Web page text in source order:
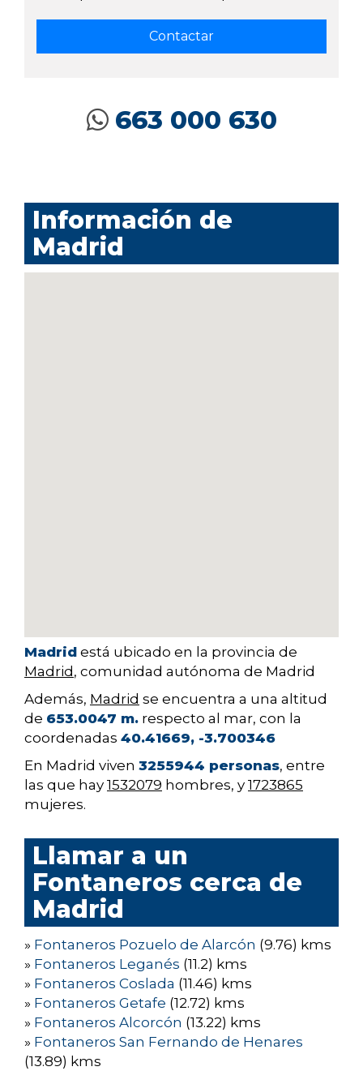
663 000 630
Información de
Madrid
Madrid está ubicado en la provincia de
Madrid , comunidad autónoma de Madrid
Además, Madrid se encuentra a una altitud
de 653.0047 m. respecto al mar, con la
coordenadas 40.41669, -3.700346
En Madrid viven 3255944 personas, entre
las que hay 1532079 hombres, y 1723865
mujeres.
Llamar a un
Fontaneros cerca de
Madrid
» Fontaneros Pozuelo de Alarcón (9.76) kms
» Fontaneros Leganés (11.2) kms
» Fontaneros Coslada (11.46) kms
» Fontaneros Getafe (12.72) kms
» Fontaneros Alcorcón (13.22) kms
» Fontaneros San Fernando de Henares
(13.89) kms